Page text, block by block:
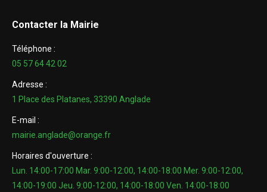
Contacter la Mairie
Téléphone :
05 57 64 42 02
Adresse :
1 Place des Platanes, 33390 Anglade
E-mail :
mairie.anglade@orange.fr
Horaires d'ouverture :
Lun. 14:00-17:00 Mar. 9:00-12:00, 14:00-18:00 Mer. 9:00-12:00,
14:00-19:00 Jeu. 9:00-12:00, 14:00-18:00 Ven. 14:00-18:00